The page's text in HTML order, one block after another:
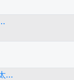
...